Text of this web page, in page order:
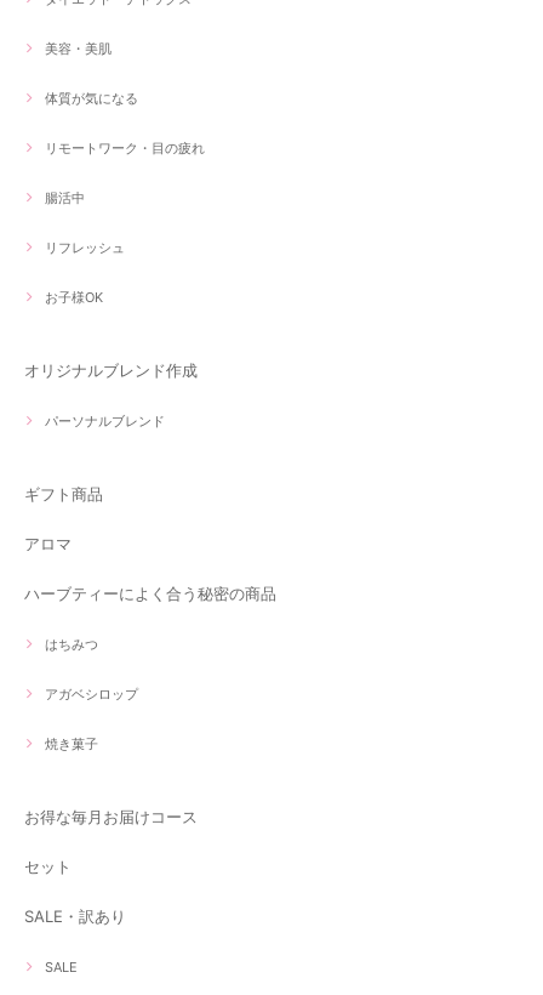
美容・美肌
体質が気になる
リモートワーク・目の疲れ
腸活中
リフレッシュ
お子様OK
オリジナルブレンド作成
パーソナルブレンド
ギフト商品
アロマ
ハーブティーによく合う秘密の商品
はちみつ
アガベシロップ
焼き菓子
お得な毎月お届けコース
セット
SALE・訳あり
SALE